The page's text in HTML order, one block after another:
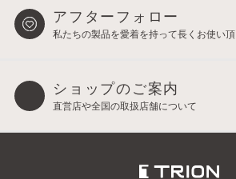
アフターフォロー
私たちの製品を愛着を持って長くお使い
ショップのご案内
直営店や全国の取扱店舗について